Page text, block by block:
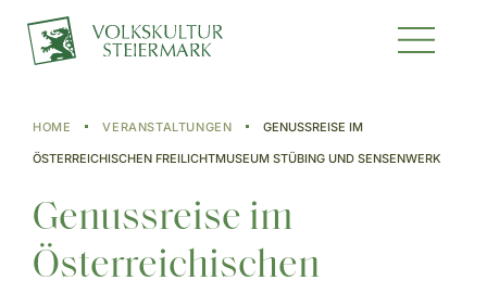
HOME VERANSTALTUNGEN GENUSSREISE IM
ÖSTERREICHISCHEN FREILICHTMUSEUM STÜBING UND SENSENWERK
Genussreise im
Österreichischen